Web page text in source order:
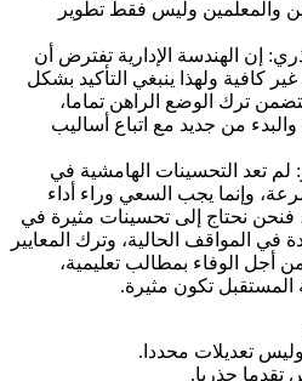
والمعلمين وليس فقط تطوير
إن الهندسة الإدارية تفترض أن
كافية ولهذا ينبغي التأكيد بشكل
ترك الوضع الراهن تماما،
من جديد مع اتباع أساليب
تعد التحسينات الهامشية في
وإنما يجب السعي وراء أداء
فنحن نحتاج إلى تحسينات مثيرة في
في المواقف الحالية، وترك المعايير
أجل الوفاء بمطالب تعليمية،
المستقبل تكون مثيرة.
تعديلات محددا.
جذريا.